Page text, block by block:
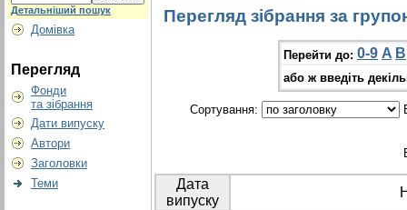
Детальніший пошук
Домівка
Перегляд
Фонди
та зібрання
Дати випуску
Автори
Заголовки
Теми
Перегляд зібрання за
Перейти до: 0-9 A B
або ж введіть
Сортування:
Дата
випуску